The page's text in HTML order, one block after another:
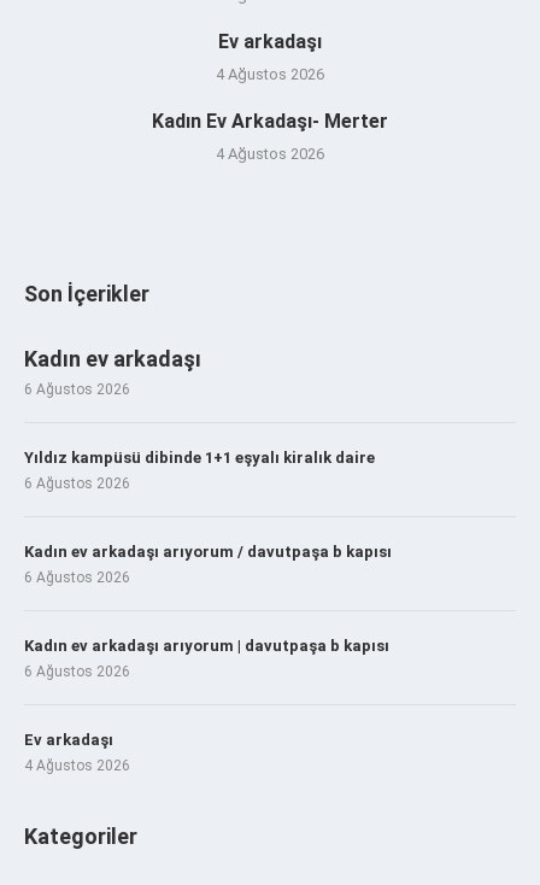
Ev arkadaşı
4 Ağustos 2026
Kadın Ev Arkadaşı- Merter
4 Ağustos 2026
Son İçerikler
Kadın ev arkadaşı
6 Ağustos 2026
Yıldız kampüsü dibinde 1+1 eşyalı kiralık daire
6 Ağustos 2026
Kadın ev arkadaşı arıyorum / davutpaşa b kapısı
6 Ağustos 2026
Kadın ev arkadaşı arıyorum | davutpaşa b kapısı
6 Ağustos 2026
Ev arkadaşı
4 Ağustos 2026
Kategoriler